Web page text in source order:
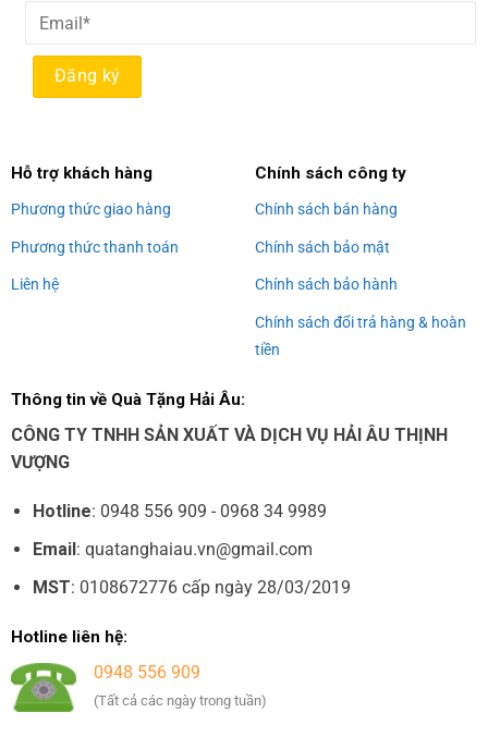
Hỗ trợ khách hàng
Phương thức giao hàng
Phương thức thanh toán
Liên hệ
Chính sách công ty
Chính sách bán hàng
Chính sách bảo mật
Chính sách bảo hành
Chính sách đổi trả hàng & hoàn
tiền
Thông tin về Quà Tặng Hải Âu:
CÔNG TY TNHH SẢN XUẤT VÀ DỊCH VỤ HẢI ÂU THỊNH
VƯỢNG
Hotline: 0948 556 909 - 0968 34 9989
Email: quatanghaiau.vn@gmail.com
MST: 0108672776 cấp ngày 28/03/2019
Hotline liên hệ:
0948 556 909
(Tất cả các ngày trong tuần)